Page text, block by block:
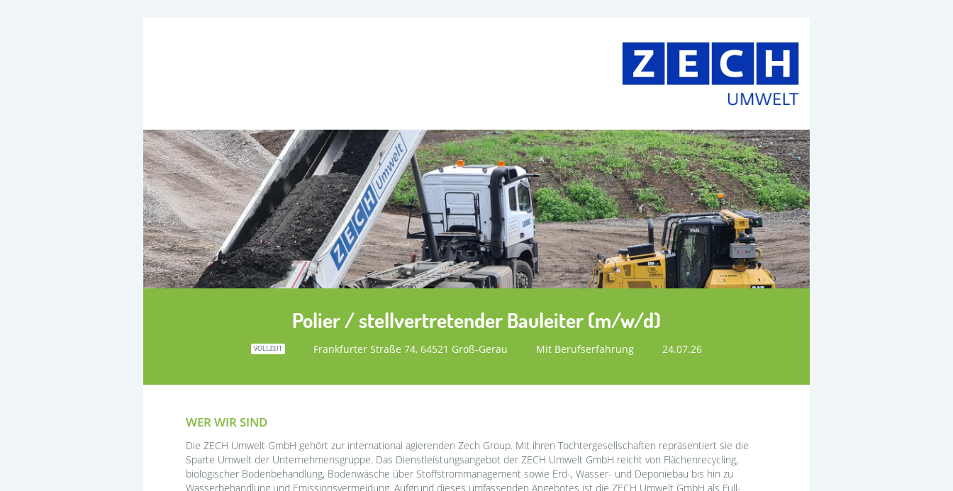
Polier / stellvertretender Bauleiter (m/w/d)
VOLLZEIT Frankfurter Straße 74, 64521 Groß-Gerau Mit Berufserfahrung 24.07.26
WER WIR SIND
Die ZECH Umwelt GmbH gehört zur international agierenden Zech Group. Mit ihren Tochtergesellschaften repräsentiert sie die
Sparte Umwelt der Unternehmensgruppe. Das Dienstleistungsangebot der ZECH Umwelt GmbH reicht von Flächenrecycling,
biologischer Bodenbehandlung, Bodenwäsche über Stoffstrommanagement sowie Erd-, Wasser- und Deponiebau bis hin zu
Wasserbehandlung und Emissionsvermeidung. Aufgrund dieses umfassenden Angebotes ist die ZECH Umwelt GmbH als Full-